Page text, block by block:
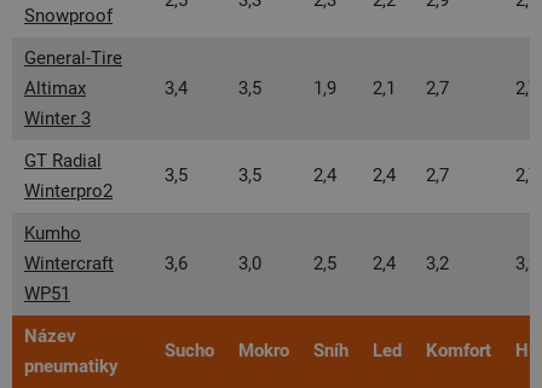
Snowproof
General-Tire
Altimax
Winter 3
3,4 3,5 1,9 2,1 2,7 2,7
GT Radial
Winterpro2
3,5 3,5 2,4 2,4 2,7 2,7
Kumho
Wintercraft
WP51
3,6 3,0 2,5 2,4 3,2 3,2
Název
pneumatiky
Sucho Mokro Sníh Led Komfort